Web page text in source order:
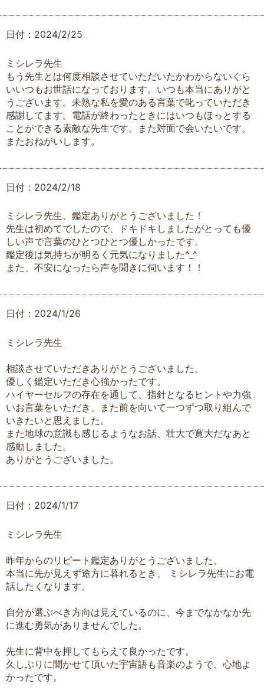
日付：2024/2/25
ミシレラ先生
もう先生とは何度相談させていただいたかわからないぐら
いいつもお世話になっております。いつも本当にありがと
うございます。未熟な私を愛のある言葉で叱っていただき
感謝してます。電話が終わったときにはいつもほっとする
ことができる素敵な先生です。また対面で会いたいです。
またおねがいします。
日付：2024/2/18
ミシレラ先生、鑑定ありがとうございました！
先生は初めてでしたので、ドキドキしましたがとっても優
しい声で言葉のひとつひとつ優しかったです。
鑑定後は気持ちが明るく元気になりました^_^
また、不安になったら声を聞きに伺います！！
日付：2024/1/26
ミシレラ先生
相談させていただきありがとうございました。
優しく鑑定いただき心強かったです。
ハイヤーセルフの存在を通して、指針となるヒントや力強
いお言葉をいただき、また前を向いて一つずつ取り組んで
いきたいと思えました。
また地球の意識も感じるようなお話、壮大で寛大だなあと
感動しました。
ありがとうございました。
日付：2024/1/17
ミシレラ先生
昨年からのリピート鑑定ありがとうございました。
本当に先が見えず途方に暮れるとき、 ミシレラ先生にお電
話したくなります。
自分が選ぶべき方向は見えているのに、今までなかなか先
に進む勇気がありませんでした。
先生に背中を押してもらえて良かったです。
久しぶりに聞かせて頂いた宇宙語も音楽のようで、心地よ
かったです。